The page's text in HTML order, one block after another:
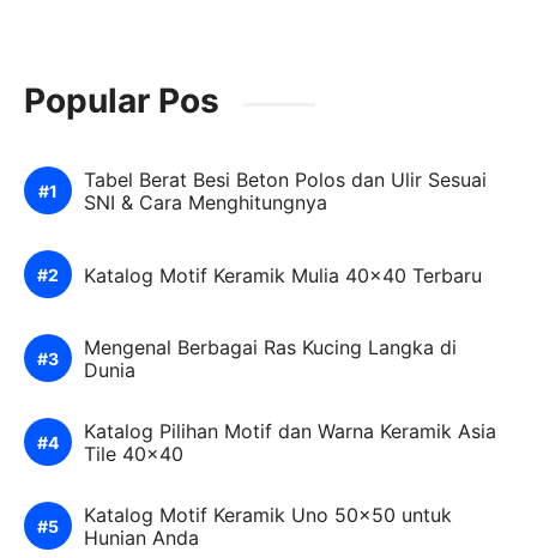
Popular Pos
Tabel Berat Besi Beton Polos dan Ulir Sesuai
SNI & Cara Menghitungnya
Katalog Motif Keramik Mulia 40×40 Terbaru
Mengenal Berbagai Ras Kucing Langka di
Dunia
Katalog Pilihan Motif dan Warna Keramik Asia
Tile 40×40
Katalog Motif Keramik Uno 50×50 untuk
Hunian Anda